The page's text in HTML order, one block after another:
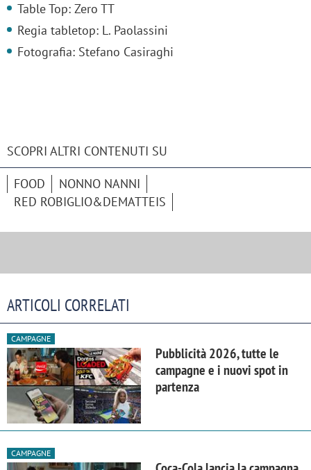
Table Top: Zero TT
Regia tabletop: L. Paolassini
Fotografia: Stefano Casiraghi
SCOPRI ALTRI CONTENUTI SU
FOOD
NONNO NANNI
RED ROBIGLIO&DEMATTEIS
ARTICOLI CORRELATI
CAMPAGNE
Pubblicità 2026, tutte le
campagne e i nuovi spot in
partenza
CAMPAGNE